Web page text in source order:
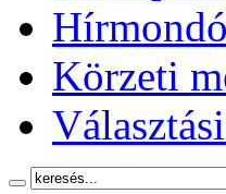
Hírmondó
Körzeti